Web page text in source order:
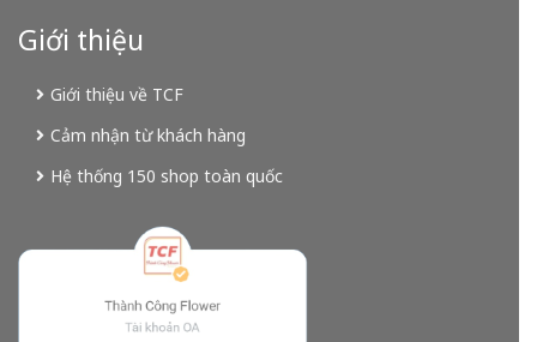
Giới thiệu
Giới thiệu về TCF
Cảm nhận từ khách hàng
Hệ thống 150 shop toàn quốc